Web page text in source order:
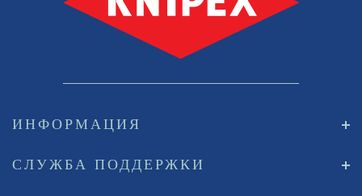
ИНФОРМАЦИЯ
СЛУЖБА ПОДДЕРЖКИ